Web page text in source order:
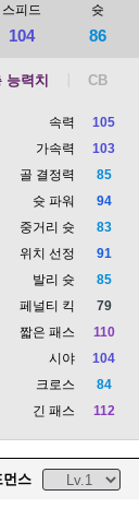
스피드
104
슛
86
능력치
속력
105
가속력
103
골 결정력
85
슛 파워
94
중거리 슛
83
위치 선정
91
발리 슛
85
페널티 킥
79
짧은 패스
110
시야
104
크로스
84
긴 패스
112
먼스